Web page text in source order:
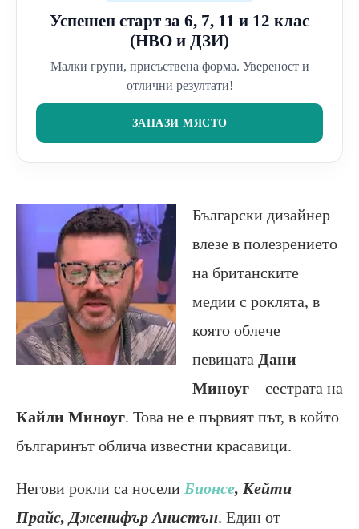
Успешен старт за 6, 7, 11 и 12 клас
(НВО и ДЗИ)
Малки групи, присъствена форма. Увереност и
отлични резултати!
ЗАПАЗИ МЯСТО
Български дизайнер
влезе в полезрението
на британските
медии с роклята, в
която облече
певицата Дани
Миноуг– сестрата на
Кайли Миноуг. Това не е първият път, в който
българинът облича известни красавици.
Негови рокли са носели Бионсе, Кейти
Прайс, Дженифър Анистън. Един от